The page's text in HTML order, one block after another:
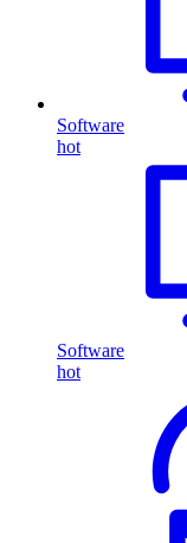
Software
hot
Software
hot